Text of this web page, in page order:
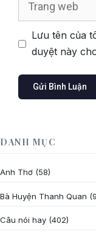
Lưu tên của
duyệt này
DANH MỤC
Anh Thơ (58)
Bà Huyện Thanh Quan
Câu nói hay (402)